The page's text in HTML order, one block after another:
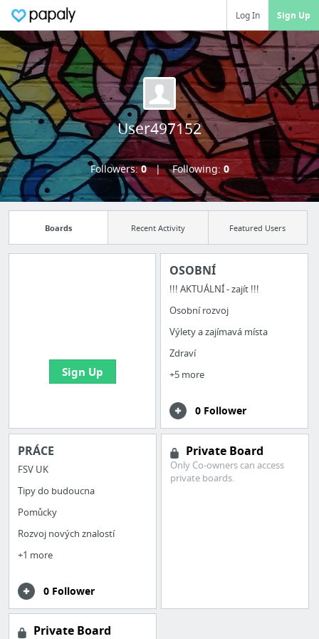
Log In Sign Up
User497152
Followers:0 Following: 0
Boards Recent Activity Featured Users
Sign Up
OSOBNÍ
!!! AKTUÁLNÍ - zajít !!!
Osobní rozvoj
Výlety a zajímavá místa
Zdraví
+5 more
0 Follower
PRÁCE
FSV UK
Tipy do budoucna
Pomůcky
Rozvoj nových znalostí
+1 more
0 Follower
Private Board
Only Co-owners can access
private boards.
Private Board